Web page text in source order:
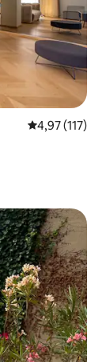
4,97 av 5 i
4,97 (117)